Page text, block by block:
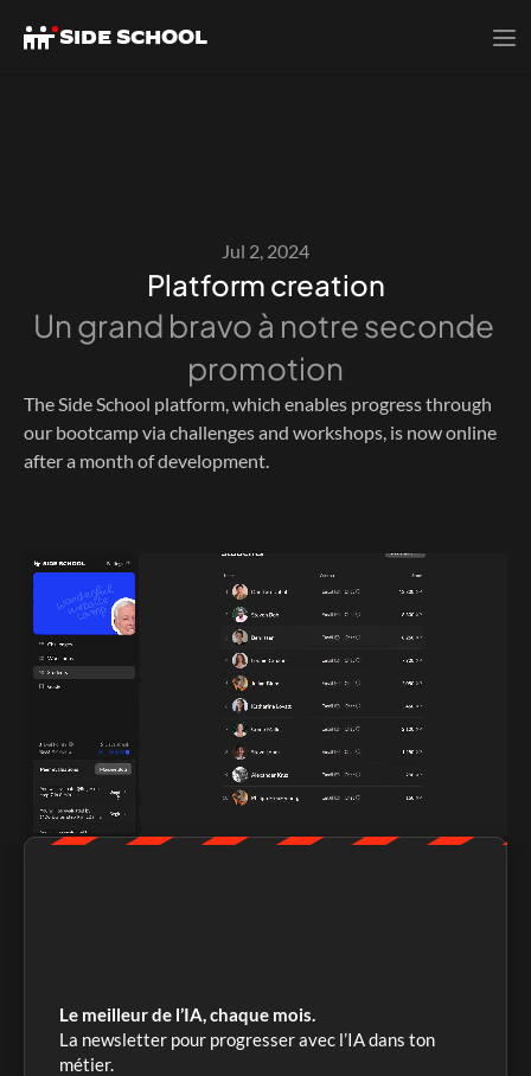
Jul 2, 2024
Platform creation
Un grand bravo à notre seconde
promotion
The Side School platform, which enables progress through
our bootcamp via challenges and workshops, is now online
after a month of development.
Le meilleur de l’IA, chaque mois.
La newsletter pour progresser avec l’IA dans ton
métier.
SIDE SCHOOL